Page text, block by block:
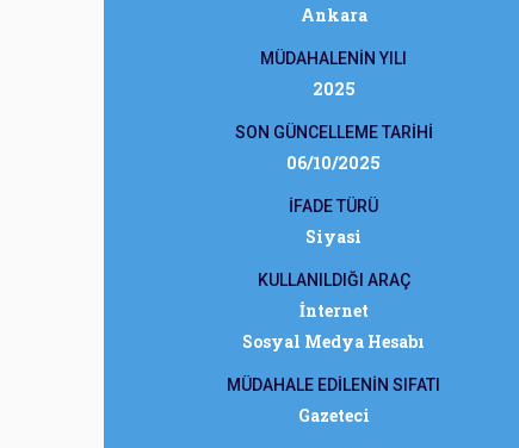
Ankara
MÜDAHALENİN YILI
2025
SON GÜNCELLEME TARİHİ
06/10/2025
İFADE TÜRÜ
Siyasi
KULLANILDIĞI ARAÇ
İnternet
Sosyal Medya Hesabı
MÜDAHALE EDİLENİN SIFATI
Gazeteci